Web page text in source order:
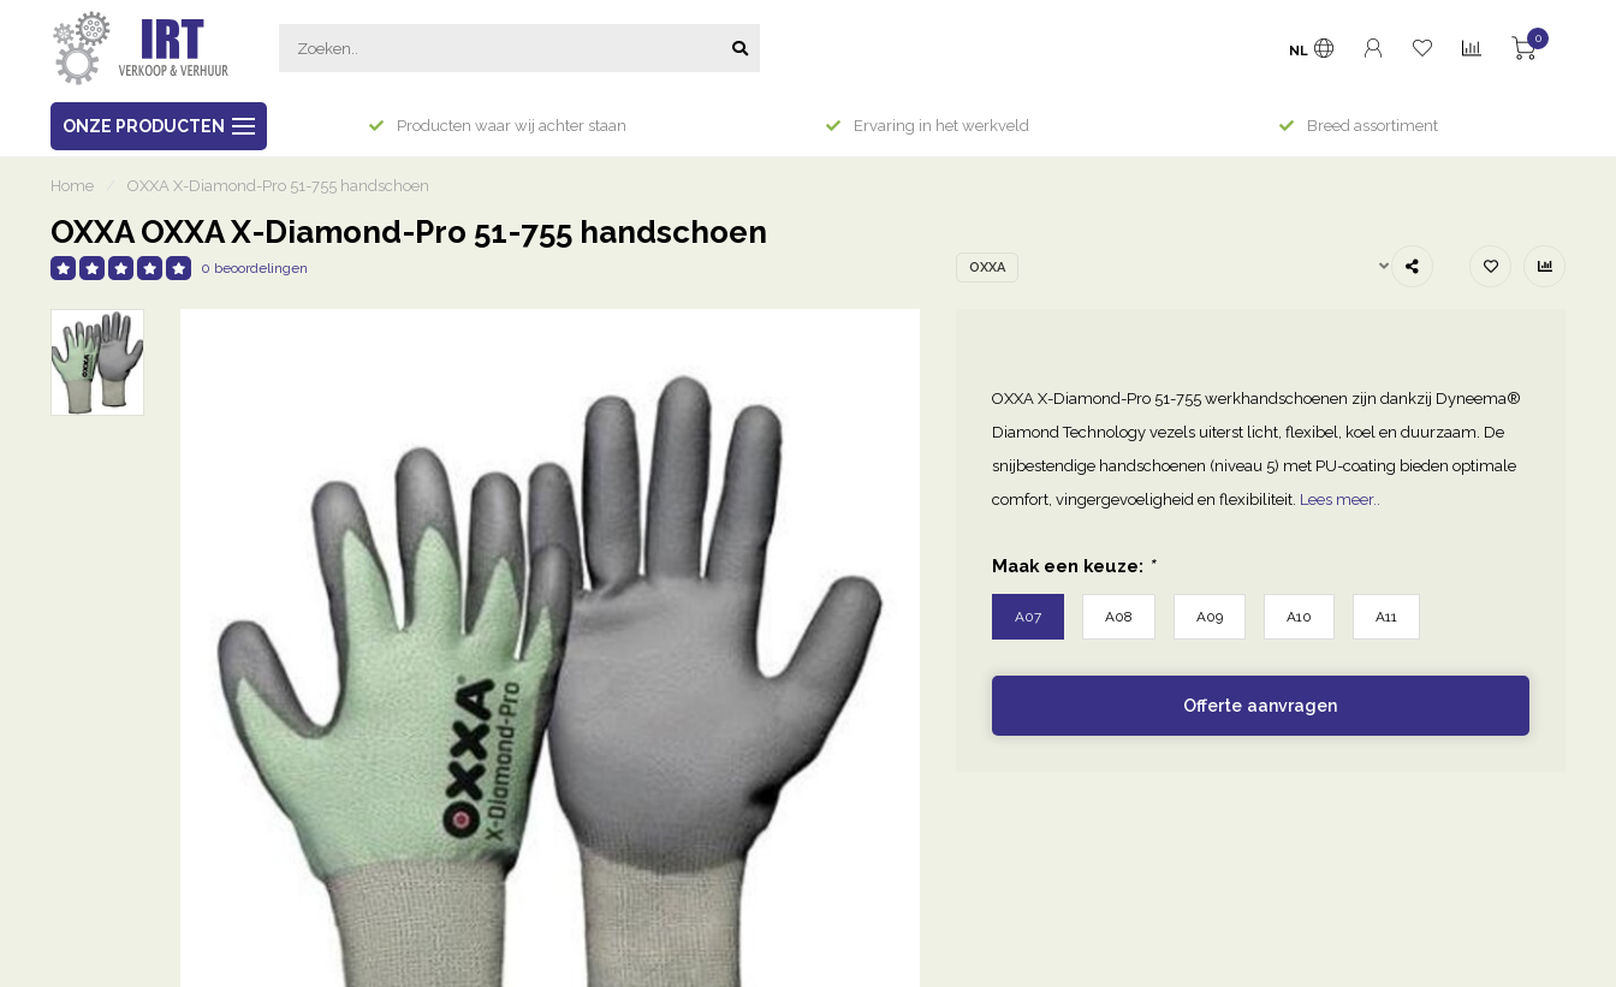
NL
0
ONZE PRODUCTEN
Breed assortiment Producten waar wij achter staan Ervaring in het werkveld Breed assortiment
Home OXXA X-Diamond-Pro 51-755 handschoen
OXXA OXXA X-Diamond-Pro 51-755 handschoen
0 beoordelingen OXXA
OXXA X-Diamond-Pro 51-755 werkhandschoenen zijn dankzij Dyneema®
Diamond Technology vezels uiterst licht, flexibel, koel en duurzaam. De
snijbestendige handschoenen (niveau 5) met PU-coating bieden optimale
comfort, vingergevoeligheid en flexibiliteit. Lees meer..
Maak een keuze: *
A07 A08 A09 A10 A11
Offerte aanvragen